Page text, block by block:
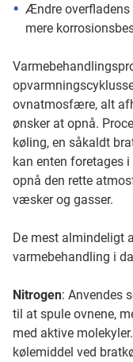
Ændre overfladens
mere
ovnatmosfære, alt
ønsker at opnå.
køling, en såkaldt
kan enten foretages
opnå den rette
væsker og gasser.
De mest almindeligt
varmebehandling i
Nitrogen: Anvendes
til at spule ovnene,
med aktive
kølemiddel ved